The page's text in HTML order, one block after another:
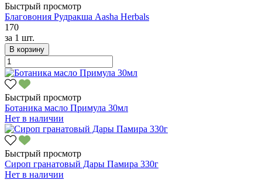
Быстрый просмотр
Благовония Рудракша Aasha Herbals
170
за 1 шт.
В корзину
Быстрый просмотр
Ботаника масло Примула 30мл
Нет в наличии
Быстрый просмотр
Сироп гранатовый Дары Памира 330г
Нет в наличии